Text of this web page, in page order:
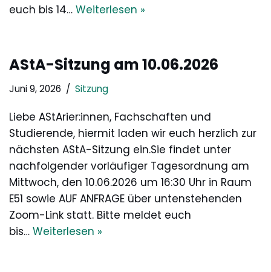
euch bis 14… Weiterlesen »
AStA-Sitzung am 10.06.2026
Juni 9, 2026 Sitzung
Liebe AStArier:innen, Fachschaften und
Studierende, hiermit laden wir euch herzlich zur
nächsten AStA-Sitzung ein.Sie findet unter
nachfolgender vorläufiger Tagesordnung am
Mittwoch, den 10.06.2026 um 16:30 Uhr in Raum
E51 sowie AUF ANFRAGE über untenstehenden
Zoom-Link statt. Bitte meldet euch
bis… Weiterlesen »